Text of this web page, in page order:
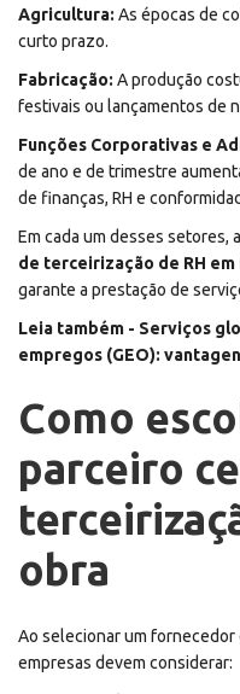
Agricultura: As épocas de
curto prazo.
Fabricação: A produção
festivais ou lançamentos de
Funções Corporativas e
de ano e de trimestre
de finanças, RH e
Em cada um desses setores,
de terceirização de RH em
garante a prestação de
Leia também - Serviços
empregos (GEO):
Como
parceiro
obra
Ao selecionar um
empresas devem considerar: